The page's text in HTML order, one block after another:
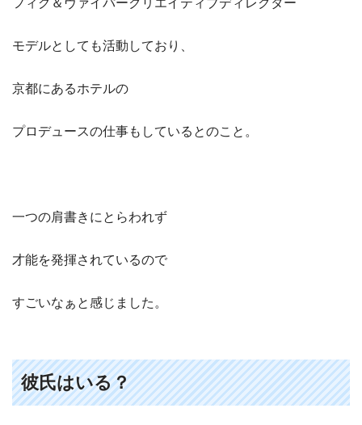
モデルとしても活動しており、
京都にあるホテルの
プロデュースの仕事もしているとのこと。
一つの肩書きにとらわれず
才能を発揮されているので
すごいなぁと感じました。
彼氏はいる？